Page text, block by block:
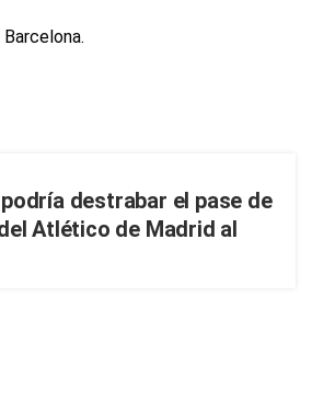
destrabar el pase de
Atlético de Madrid al